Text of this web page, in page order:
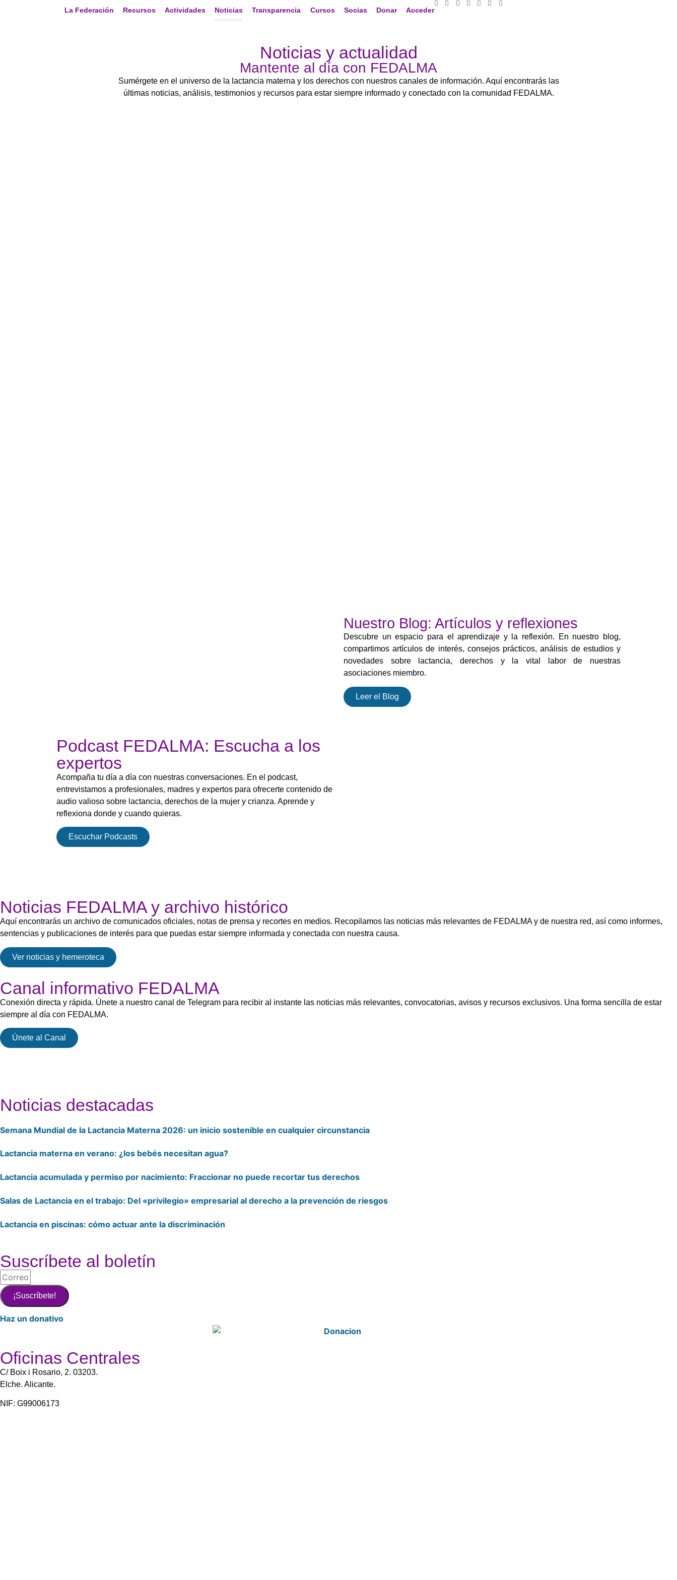
La Federación Recursos Actividades Noticias Transparencia Cursos Socias Donar Acceder
Noticias y actualidad
Mantente al día con FEDALMA
Sumérgete en el universo de la lactancia materna y los derechos con nuestros canales de información. Aquí encontrarás las
últimas noticias, análisis, testimonios y recursos para estar siempre informado y conectado con la comunidad FEDALMA.
Nuestro Blog: Artículos y reflexiones
Descubre un espacio para el aprendizaje y la reflexión. En nuestro blog,
compartimos artículos de interés, consejos prácticos, análisis de estudios y
novedades sobre lactancia, derechos y la vital labor de nuestras
asociaciones miembro.
Leer el Blog
Podcast FEDALMA: Escucha a los
expertos
Acompaña tu día a día con nuestras conversaciones. En el podcast,
entrevistamos a profesionales, madres y expertos para ofrecerte contenido de
audio valioso sobre lactancia, derechos de la mujer y crianza. Aprende y
reflexiona donde y cuando quieras.
Escuchar Podcasts
Noticias FEDALMA y archivo histórico
Aquí encontrarás un archivo de comunicados oficiales, notas de prensa y recortes en medios. Recopilamos las noticias más relevantes de FEDALMA y de nuestra red, así como informes,
sentencias y publicaciones de interés para que puedas estar siempre informada y conectada con nuestra causa.
Ver noticias y hemeroteca
Canal informativo FEDALMA
Conexión directa y rápida. Únete a nuestro canal de Telegram para recibir al instante las noticias más relevantes, convocatorias, avisos y recursos exclusivos. Una forma sencilla de estar
siempre al día con FEDALMA.
Únete al Canal
Noticias destacadas
Semana Mundial de la Lactancia Materna 2026: un inicio sostenible en cualquier circunstancia
Lactancia materna en verano: ¿los bebés necesitan agua?
Lactancia acumulada y permiso por nacimiento: Fraccionar no puede recortar tus derechos
Salas de Lactancia en el trabajo: Del «privilegio» empresarial al derecho a la prevención de riesgos
Lactancia en piscinas: cómo actuar ante la discriminación
Suscríbete al boletín
¡Suscríbete!
Haz un donativo
Oficinas Centrales
C/ Boix i Rosario, 2. 03203.
Elche. Alicante.
NIF: G99006173